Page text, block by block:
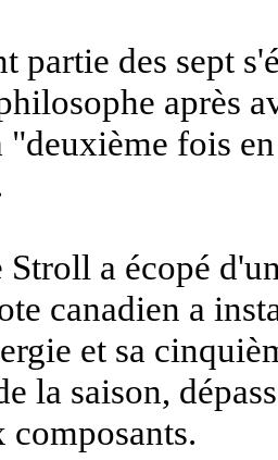
partie des sept
après
"deuxième fois
Stroll a écopé
canadien a
et sa
la saison,
composants.